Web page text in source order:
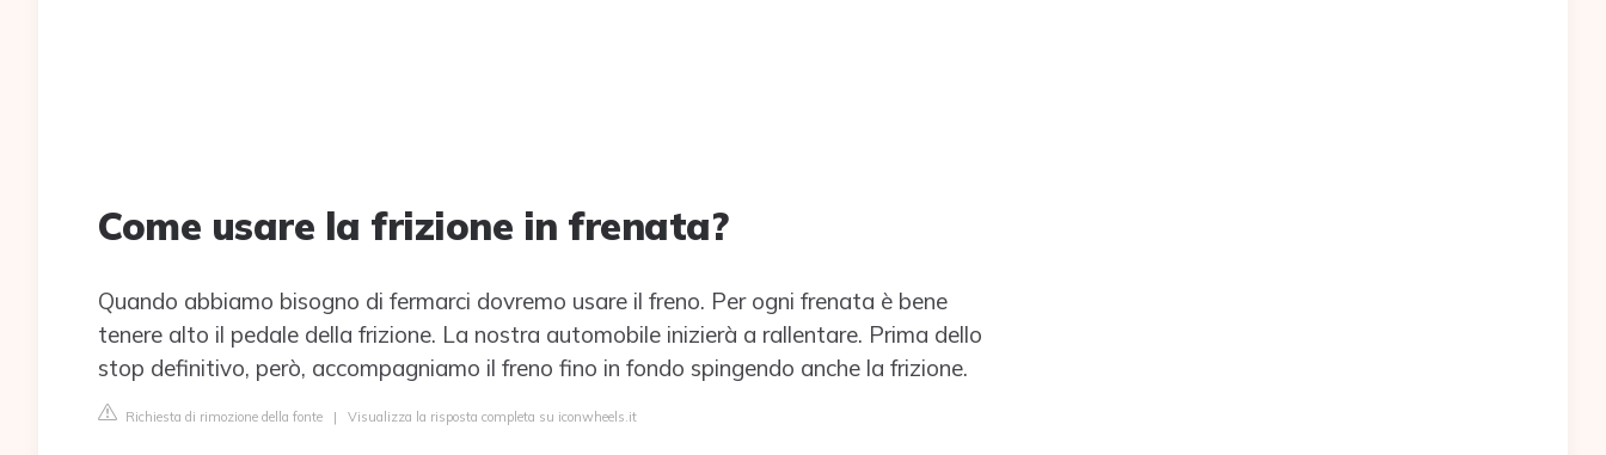
Come usare la frizione in frenata?
Quando abbiamo bisogno di fermarci dovremo usare il freno. Per ogni frenata è bene
tenere alto il pedale della frizione. La nostra automobile inizierà a rallentare. Prima dello
stop definitivo, però, accompagniamo il freno fino in fondo spingendo anche la frizione.
Richiesta di rimozione della fonte | Visualizza la risposta completa su iconwheels.it